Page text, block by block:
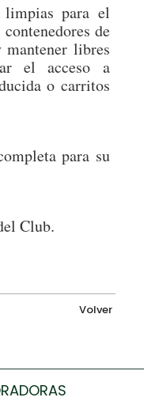
limpias para el
de
libres
el acceso a
o carritos
para su
Club.
Volver